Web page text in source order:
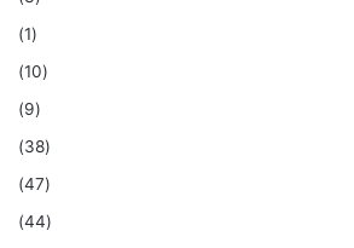
(1)
(10)
(9)
(38)
(47)
(44)